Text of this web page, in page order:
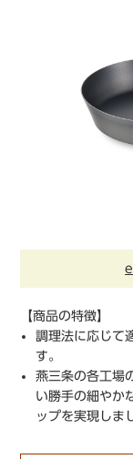
【商品の特徴】
調理法に応じて
す。
燕三条の各工場
い勝手の細やか
ップを実現しま